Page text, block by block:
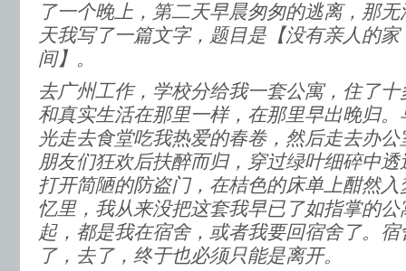
了一个晚上，第二天早晨匆匆的逃离，那
天我写了一篇文字，题目是【没有亲人的
间】。
去广州工作，学校分给我一套公寓，住了
和真实生活在那里一样，在那里早出晚归
光走去食堂吃我热爱的春卷，然后走去办
朋友们狂欢后扶醉而归，穿过绿叶细碎中
打开简陋的防盗门，在桔色的床单上酣然
忆里，我从来没把这套我早已了如指掌的
起，都是我在宿舍，或者我要回宿舍了。
了，去了，终于也必须只能是离开。